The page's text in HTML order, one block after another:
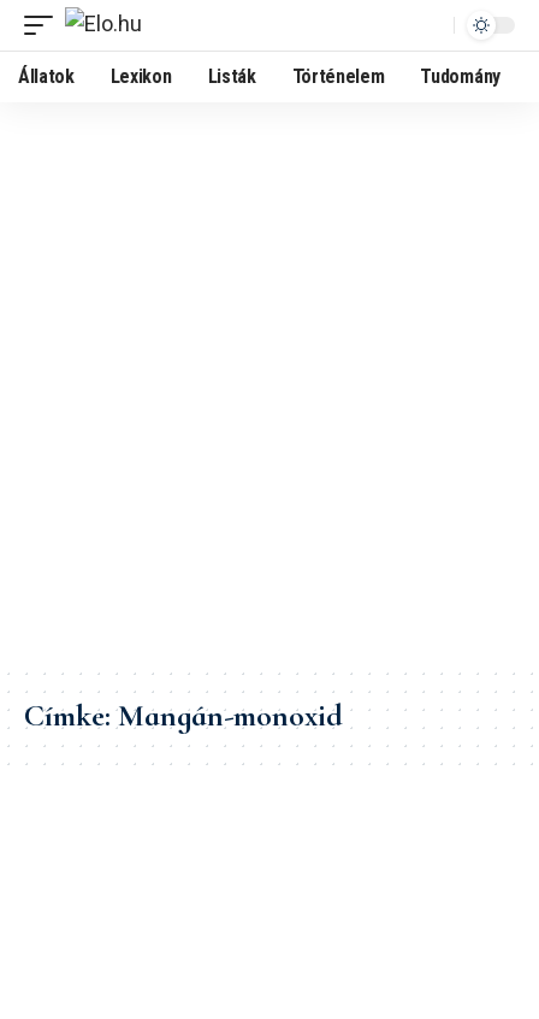
Állatok Lexikon Listák Történelem Tudomány
Címke:Mangán-monoxid